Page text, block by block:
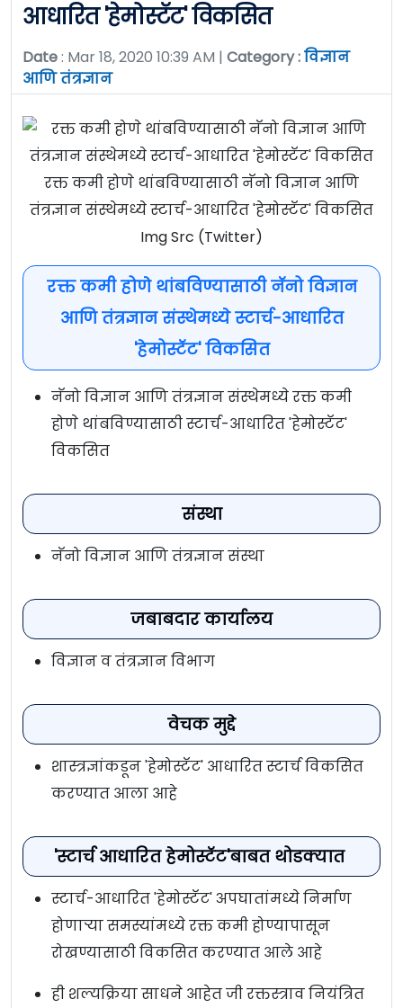
आधारित 'हेमोस्टॅट' विकसित
Date: Mar 18, 2020 10:39 AM | Category :विज्ञान
आणि तंत्रज्ञान
रक्त कमी होणे थांबविण्यासाठी नॅनो विज्ञान आणि
तंत्रज्ञान संस्थेमध्ये स्टार्च-आधारित 'हेमोस्टॅट' विकसित
Img Src (Twitter)
रक्त कमी होणे थांबविण्यासाठी नॅनो विज्ञान
आणि तंत्रज्ञान संस्थेमध्ये स्टार्च-आधारित
'हेमोस्टॅट' विकसित
नॅनो विज्ञान आणि तंत्रज्ञान संस्थेमध्ये रक्त कमी
होणे थांबविण्यासाठी स्टार्च-आधारित 'हेमोस्टॅट'
विकसित
संस्था
नॅनो विज्ञान आणि तंत्रज्ञान संस्था
जबाबदार कार्यालय
विज्ञान व तंत्रज्ञान विभाग
वेचक मुद्दे
शास्त्रज्ञांकडून 'हेमोस्टॅट' आधारित स्टार्च विकसित
करण्यात आला आहे
'स्टार्च आधारित हेमोस्टॅट'बाबत थोडक्यात
स्टार्च-आधारित 'हेमोस्टॅट' अपघातांमध्ये निर्माण
होणाऱ्या समस्यांमध्ये रक्त कमी होण्यापासून
रोखण्यासाठी विकसित करण्यात आले आहे
ही शल्यक्रिया साधने आहेत जी रक्तस्त्राव नियंत्रित